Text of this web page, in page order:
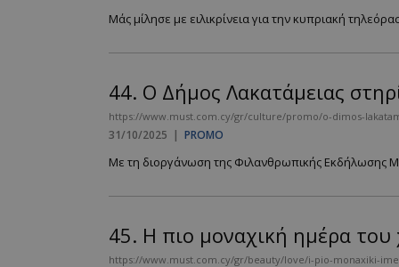
Mάς μίλησε με ειλικρίνεια για την κυπριακή
44. Ο Δήμος Λακατάμειας
https://www.must.com.cy/gr/culture/promo/o-dimos-
31/10/2025 | PROMO
Με τη διοργάνωση της Φιλανθρωπικής Εκδήλωσης
45. Η πιο μοναχική ημέρα του
https://www.must.com.cy/gr/beauty/love/i-pio-monaxiki-
διαχείριση
Ονοματεπώνυμο
__cf_bm
__cf_bm